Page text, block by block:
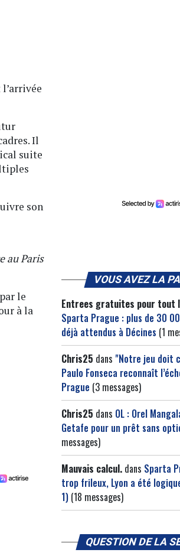
Il
suite
son
au Paris
le
à la
VOUS AVEZ LA
Entrees gratuites pour tout
Sparta Prague : plus de 30
déjà attendus à Décines (1
Chris25 dans "Notre jeu doit
Paulo Fonseca reconnaît
Prague (3 messages)
Chris25 dans OL : Orel
Getafe pour un prêt sans
messages)
Mauvais calcul. dans Sparta
trop frileux, Lyon a été
1) (18 messages)
QUESTION DE LA